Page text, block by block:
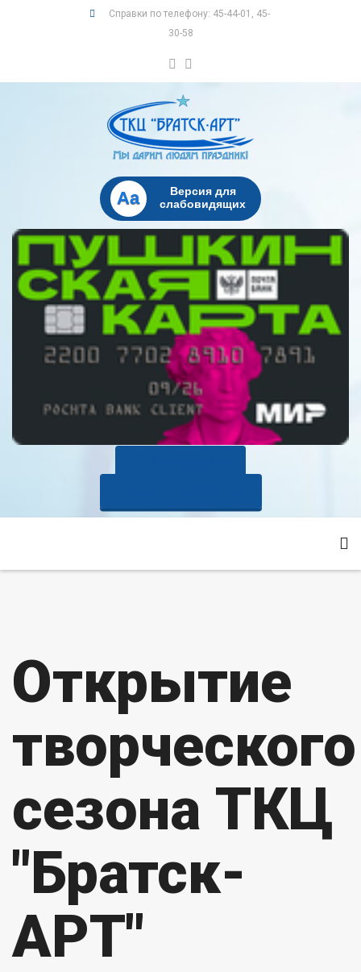
Справки по телефону: 45-44-01, 45-
30-58
Aa
Версия для
слабовидящих
Открытие
творческого
сезона ТКЦ
"Братск-
АРТ"